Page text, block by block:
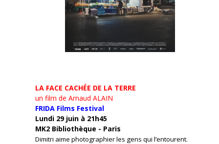
LA FACE CACHÉE DE LA TERRE
un film de Arnaud ALAIN
FRIDA Films Festival
Lundi 29 juin à 21h45
MK2 Bibliothèque - Paris
Dimitri aime photographier les gens qui l’entourent.